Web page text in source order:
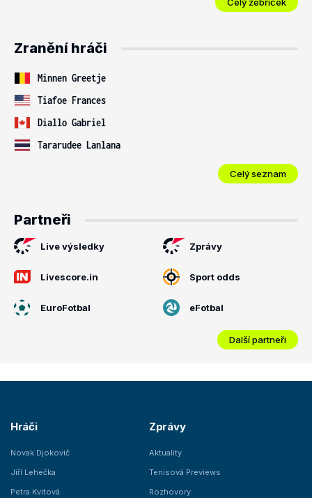
Zranění hráči
Minnen Greetje
Tiafoe Frances
Diallo Gabriel
Tararudee Lanlana
Celý seznam
Partneři
Live výsledky Zprávy
Livescore.in Sport odds
EuroFotbal eFotbal
Další partneři
Hráči
Novak Djokovič
Jiří Lehečka
Petra Kvitová
Zprávy
Aktuality
Tenisová Previews
Rozhovory